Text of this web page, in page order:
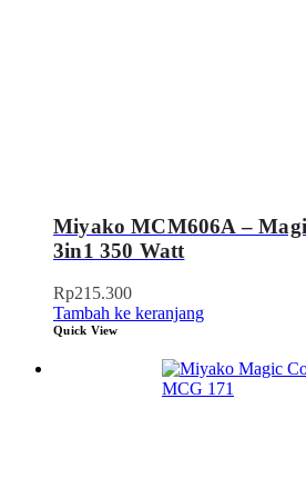
Miyako MCM606A –
3in1 350 Watt
Rp215.300
Tambah ke keranjang
Quick View